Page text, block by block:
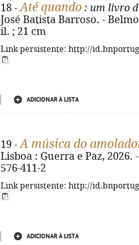
18 -Até quando : um livro
José Batista Barroso. -
il. ; 21 cm
Link persistente: http://
ADICIONAR À LISTA
19 -A música do
Lisboa : Guerra e Paz, 2026.
576-411-2
Link persistente: http://
ADICIONAR À LISTA